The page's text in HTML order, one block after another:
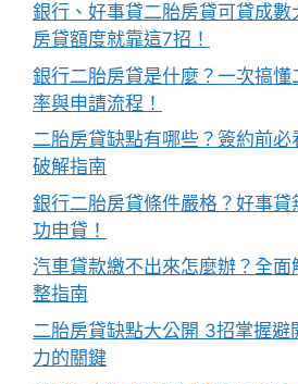
銀行、好事貸二胎房貸可貸成
房貸額度就靠這7招！
銀行二胎房貸是什麼？一次搞懂
率與申請流程！
二胎房貸缺點有哪些？簽約前
破解指南
銀行二胎房貸條件嚴格？好事
功申貸！
汽車貸款繳不出來怎麼辦？全
整指南
二胎房貸缺點大公開 3招掌握避
力的關鍵